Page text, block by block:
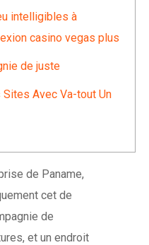
intelligibles à
casino vegas plus
de juste
Avec Va-tout Un
de Paname,
cet de
de
et un endroit